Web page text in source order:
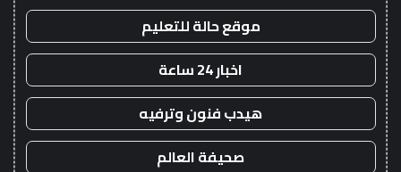
موقع حالة للتعليم
اخبار 24 ساعة
هيدب فنون وترفيه
صحيفة العالم